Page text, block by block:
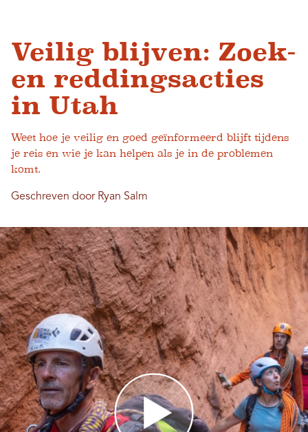
Veilig blijven: Zoek-
en reddingsacties
in Utah
Weet hoe je veilig en goed geïnformeerd blijft tijdens
je reis en wie je kan helpen als je in de problemen
komt.
Geschreven door Ryan Salm